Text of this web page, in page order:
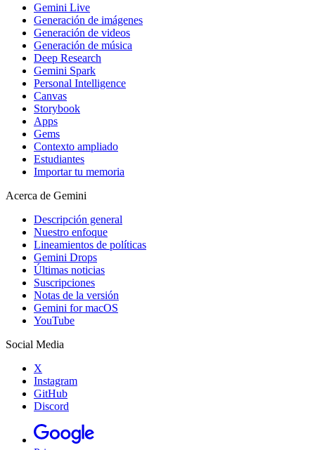
Gemini Live
Generación de imágenes
Generación de videos
Generación de música
Deep Research
Gemini Spark
Personal Intelligence
Canvas
Storybook
Apps
Gems
Contexto ampliado
Estudiantes
Importar tu memoria
Acerca de Gemini
Descripción general
Nuestro enfoque
Lineamientos de políticas
Gemini Drops
Últimas noticias
Suscripciones
Notas de la versión
Gemini for macOS
YouTube
Social Media
X
Instagram
GitHub
Discord